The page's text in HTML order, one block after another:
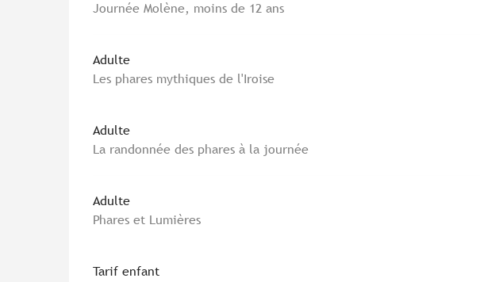
Journée Molène, moins de 12 ans
Adulte
Les phares mythiques de l'Iroise
Adulte
La randonnée des phares à la journée
Adulte
Phares et Lumières
Tarif enfant